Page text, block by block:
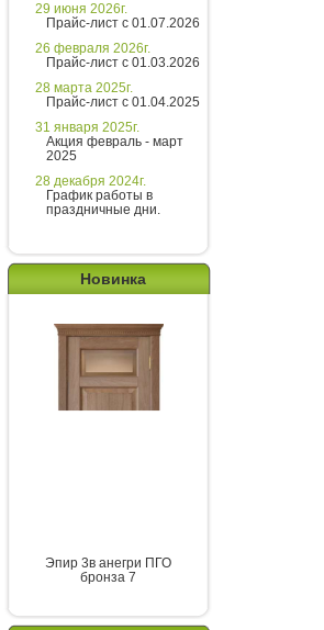
29 июня 2026г.
Прайс-лист с 01.07.2026
26 февраля 2026г.
Прайс-лист с 01.03.2026
28 марта 2025г.
Прайс-лист с 01.04.2025
31 января 2025г.
Акция февраль - март
2025
28 декабря 2024г.
График работы в
праздничные дни.
Новинка
Эпир 3в анегри ПГО
бронза 7
Введите сообщение
Хотите получить расчет
стоимости за 5 минут?
Напишите мне и я все расскажу
подробно!